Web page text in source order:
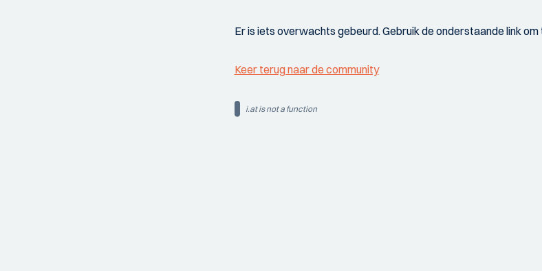
Er is iets overwachts gebeurd. Gebruik de onderstaande link
Keer terug naar de community
i.at is not a function